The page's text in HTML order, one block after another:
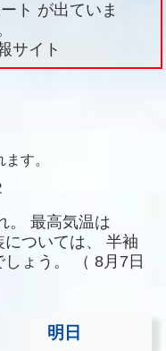
ト が出ていま
サイト
す。
。
最高気温は
については、
半袖
ょう。
（ 8月7日
明日